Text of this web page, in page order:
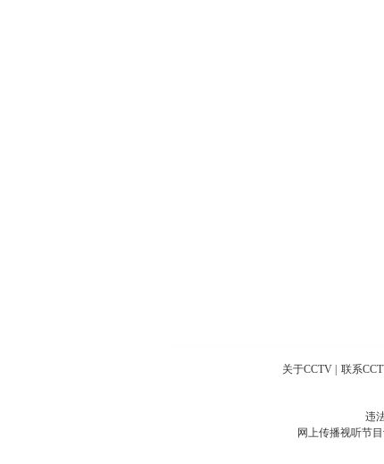
关于CCTV 联系
违
网上传播视听节